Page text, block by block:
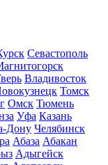
Севастополь
Владивосток
Томск
Омск Тюмень
Уфа Казань
Дону Челябинск
Абаза Абакан
Адыгейск